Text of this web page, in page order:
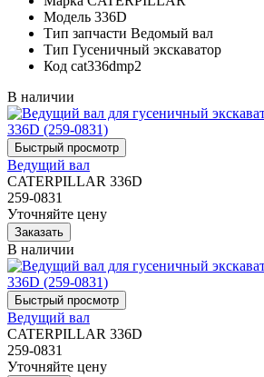
Модель 336D
Тип запчасти Ведомый вал
Тип Гусеничный экскаватор
Код cat336dmp2
В наличии
Ведущий вал
CATERPILLAR 336D
259-0831
Уточняйте цену
В наличии
Ведущий вал
CATERPILLAR 336D
259-0831
Уточняйте цену